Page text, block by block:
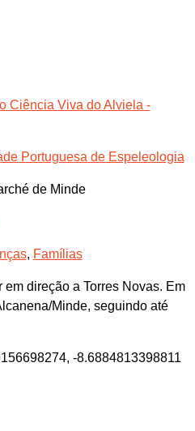
Ciência Viva do Alviela -
Portuguesa de Espeleologia
de Minde
, Famílias
em direção a Torres Novas. Em
Minde, seguindo até
-8.6884813398811